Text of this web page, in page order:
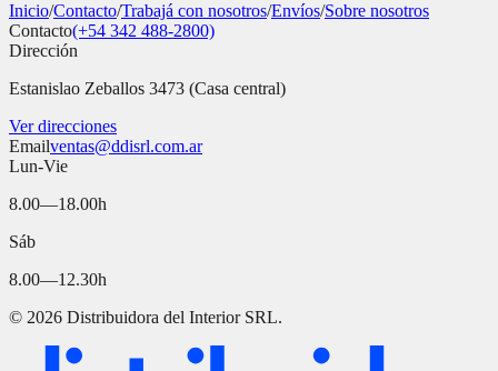
Inicio/Contacto/Trabajá con nosotros/Envíos/Sobre nosotros
Contacto(+54 342 488-2800)
Dirección
Estanislao Zeballos 3473 (Casa central)
Ver direcciones
Emailventas@ddisrl.com.ar
Lun-Vie
8.00—18.00h
Sáb
8.00—12.30h
© 2026 Distribuidora del Interior SRL.